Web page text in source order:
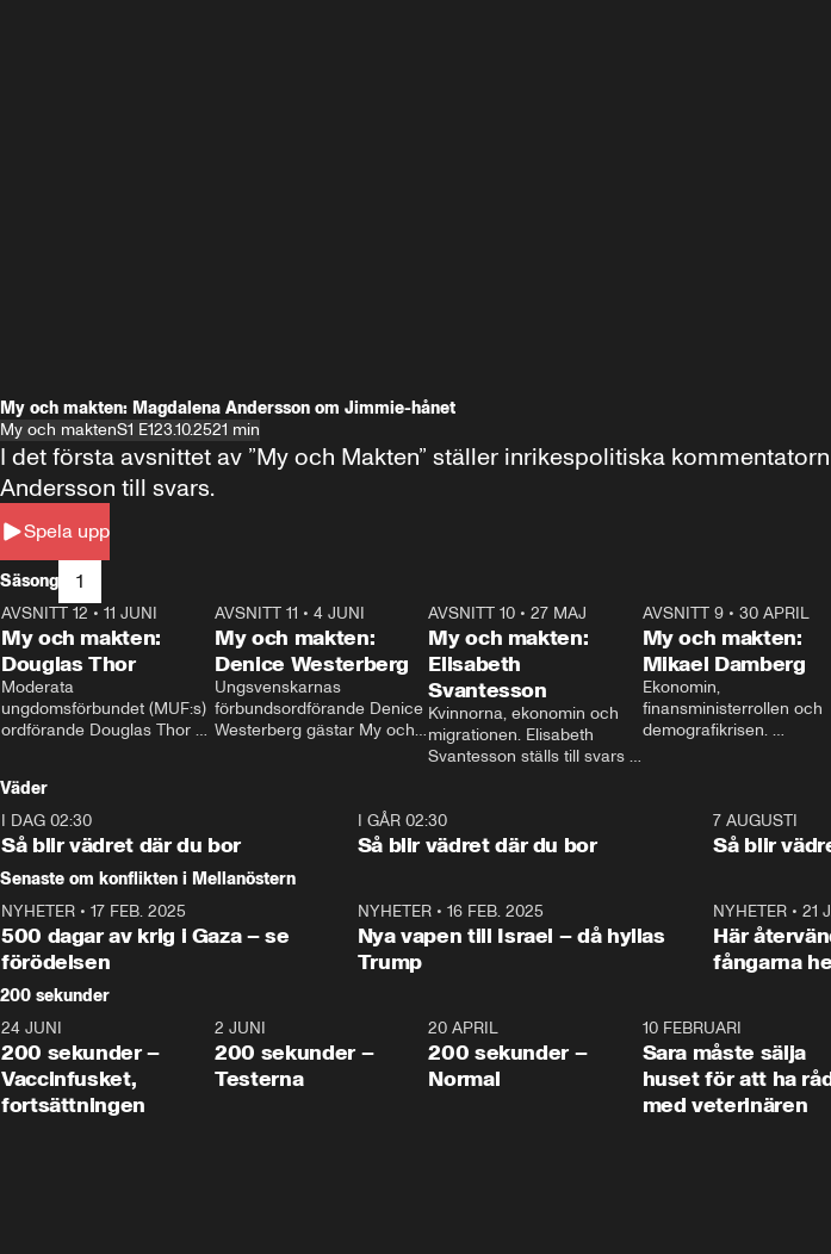
My och makten: Magdalena Andersson om Jimmie-hånet
My och maktenS1 E123.10.2521 min
Spela upp
I det första avsnittet av ”My och Makten” ställer inrikespolitiska
Andersson till svars.
Säsong 1
26:27
AVSNITT 12 • 11 JUNI
My och makten:
Douglas Thor
Moderata
ungdomsförbundet (MUF:s)
ordförande Douglas Thor
tonårsutvisningarna och hur
Moderaterna ska locka
väljare till valet i höst.
23:40
AVSNITT 11 •4 JUNI
My och makten:
Denice Westerberg
Ungsvenskarnas
förbundsordförande Denice
Westerberg gästar My och
AVSNITT 10 •27 MAJ
My och makten:
Elisabeth
Svantesson
Kvinnorna, ekonomin och
migrationen. Elisabeth
Svantesson ställs till svars
AVSNITT 9• 30 APRIL
My och makten:
Mikael Damberg
Ekonomin,
finansministerrollen och
demografikrisen.
och Makten.
Väder
I DAG 02:30
Så blir vädret där du bor
1:06
I GÅR 02:30
Så blir vädret där du bor
7 AUGUSTI
Så blir
Senaste om konflikten i Mellanöstern
NYHETER • 17 FEB. 2025
500 dagar av krig i Gaza – se
förödelsen
NYHETER• 16 FEB. 2025
Nya vapen till Israel – då hyllas
Trump
NYHETER •21
Här
fångarna
200 sekunder
5:00
24 JUNI
200 sekunder –
Vaccinfusket,
fortsättningen
4:23
2 JUNI
200 sekunder –
Testerna
20 APRIL
200 sekunder –
Normal
10 FEBRUARI
Sara måste sälja
huset för att ha
med veterinären